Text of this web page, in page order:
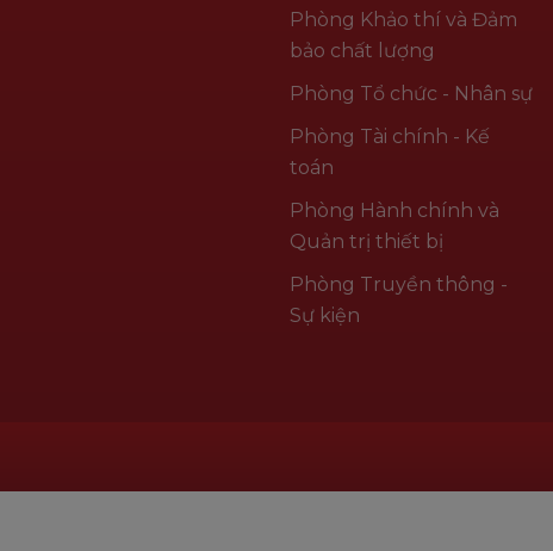
Phòng Khảo thí và Đảm
bảo chất lượng
Phòng Tổ chức - Nhân sự
Phòng Tài chính - Kế
toán
Phòng Hành chính và
Quản trị thiết bị
Phòng Truyền thông -
Sự kiện